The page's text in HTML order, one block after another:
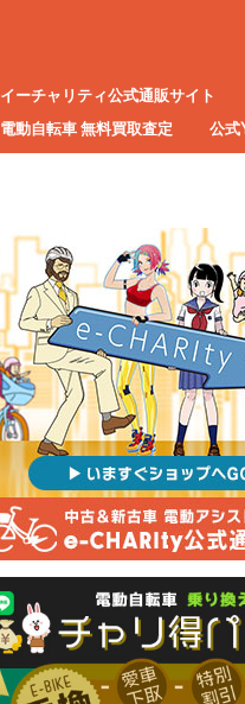
イーチャリティ公式通販サイト
電動自転車 無料買取査定
公式